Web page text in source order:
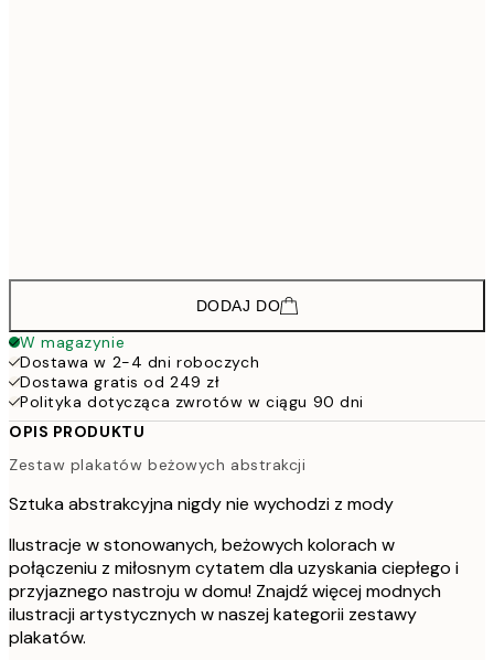
DODAJ DO
W magazynie
Dostawa w 2-4 dni roboczych
Dostawa gratis od 249 zł
Polityka dotycząca zwrotów w ciągu 90 dni
OPIS PRODUKTU
Zestaw plakatów beżowych abstrakcji
Sztuka abstrakcyjna nigdy nie wychodzi z mody
Ilustracje w stonowanych, beżowych kolorach w
połączeniu z miłosnym cytatem dla uzyskania ciepłego i
przyjaznego nastroju w domu! Znajdź więcej modnych
ilustracji artystycznych w naszej kategorii zestawy
plakatów.